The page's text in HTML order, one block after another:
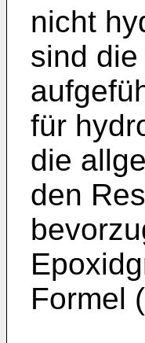
nicht
sind
für
die
den
Formel